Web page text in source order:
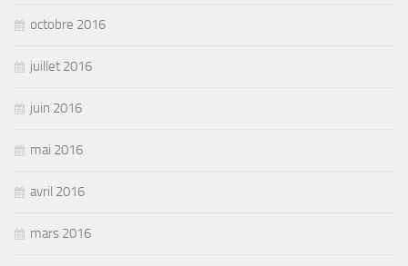
octobre 2016
juillet 2016
juin 2016
mai 2016
avril 2016
mars 2016